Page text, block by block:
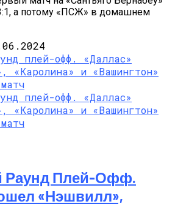
а потому «ПСЖ» в домашнем
Раунд Плей-Офф.
«Нэшвилл»,